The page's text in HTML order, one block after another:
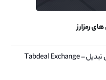
رمزارز
نقد و بررسی صرافی تبدیل – Tabdeal Exchange